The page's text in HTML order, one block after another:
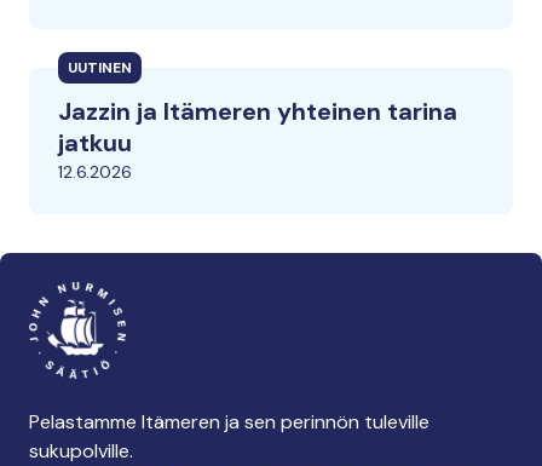
UUTINEN
Jazzin ja Itämeren yhteinen tarina
jatkuu
12.6.2026
Pelastamme Itämeren ja sen perinnön tuleville
sukupolville.